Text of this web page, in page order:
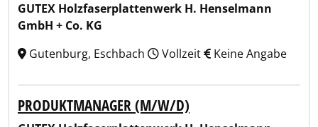
GUTEX Holzfaserplattenwerk H. Henselmann
GmbH + Co. KG
Gutenburg, Eschbach
Vollzeit Keine Angabe
PRODUKTMANAGER (M/W/D)